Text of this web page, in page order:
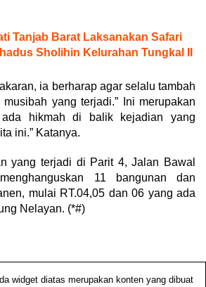
Tanjab Barat Laksanakan Safari
Sholihin Kelurahan Tungkal II
ia berharap agar selalu tambah
yang terjadi.” Ini merupakan
ada hikmah di balik kejadian yang
ini.” Katanya.
yang terjadi di Parit 4, Jalan Bawal
11 bangunan dan
mulai RT.04,05 dan 06 yang ada
Nelayan. (*#)
widget diatas merupakan konten yang dibuat